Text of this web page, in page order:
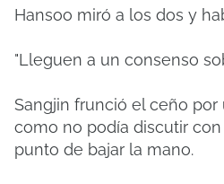
Hansoo miró a los dos y
"Lleguen a un consenso
Sangjin frunció el ceño
como no podía discutir
punto de bajar la mano.